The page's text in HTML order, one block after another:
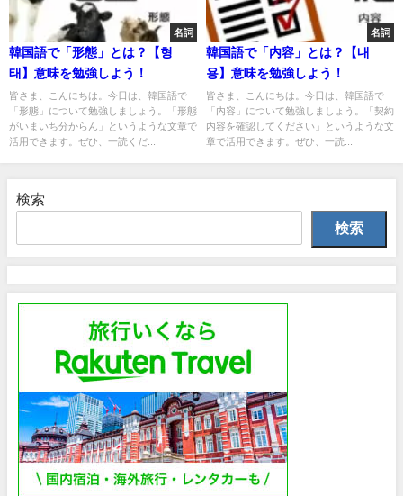
名詞
韓国語で「形態」とは？【형
태】意味を勉強しよう！
皆さま、こんにちは。今日は、韓国語で
「形態」について勉強しましょう。「形態
がいまいち分からん」というような文章で
活用できます。ぜひ、一読くだ...
名詞
韓国語で「内容」とは？【내
용】意味を勉強しよう！
皆さま、こんにちは。今日は、韓国語で
「内容」について勉強しましょう。「契約
内容を確認してください」というような文
章で活用できます。ぜひ、一読...
検索
検索